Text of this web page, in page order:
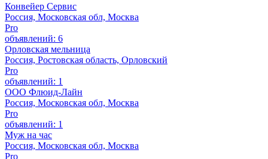
Конвейер Сервис
Россия, Московская обл, Москва
Pro
объявлений: 6
Орловская мельница
Россия, Ростовская область, Орловский
Pro
объявлений: 1
ООО Флюид-Лайн
Россия, Московская обл, Москва
Pro
объявлений: 1
Муж на час
Россия, Московская обл, Москва
Pro